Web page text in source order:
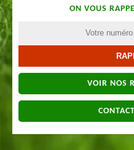
ON VOUS
VOIR NOS